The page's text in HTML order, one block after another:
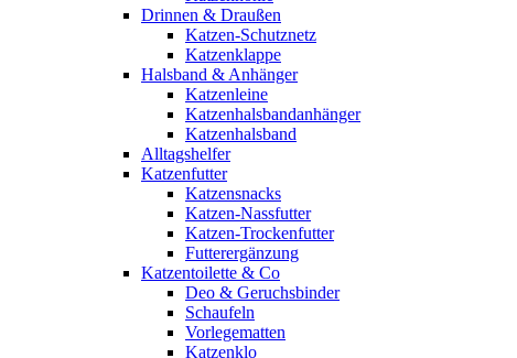
Drinnen & Draußen
Katzen-Schutznetz
Katzenklappe
Halsband & Anhänger
Katzenleine
Katzenhalsbandanhänger
Katzenhalsband
Alltagshelfer
Katzenfutter
Katzensnacks
Katzen-Nassfutter
Katzen-Trockenfutter
Futterergänzung
Katzentoilette & Co
Deo & Geruchsbinder
Schaufeln
Vorlegematten
Katzenklo